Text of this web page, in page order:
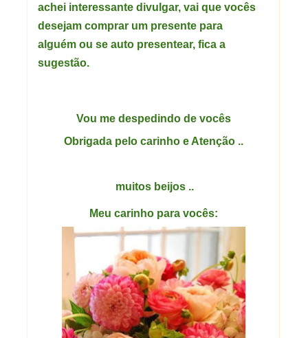
achei interessante divulgar, vai que vocês
desejam comprar um presente para
alguém ou se auto presentear, fica a
sugestão.
Vou me despedindo de vocês
Obrigada pelo carinho e Atenção ..
muitos beijos ..
Meu carinho para vocês: